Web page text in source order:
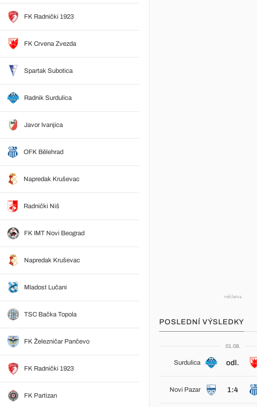
FK Radnički 1923
FK Crvena Zvezda
Spartak Subotica
Radnik Surdulica
Javor Ivanjica
OFK Bělehrad
Napredak Kruševac
Radnički Niš
FK IMT Novi Beograd
Napredak Kruševac
Mladost Lučani
TSC Bačka Topola
FK Železničar Pančevo
FK Radnički 1923
FK Partizan
POSLEDNÍ VÝSLEDKY
01.08.
Surdulica odl.
Novi Pazar 1:4